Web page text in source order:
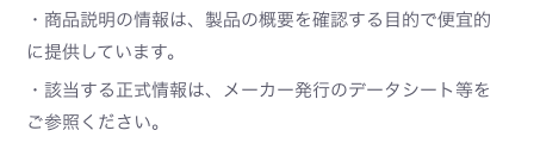
・商品説明の情報は、製品の概要を確認する目的で便宜的
に提供しています。
・該当する正式情報は、メーカー発行のデータシート等を
ご参照ください。